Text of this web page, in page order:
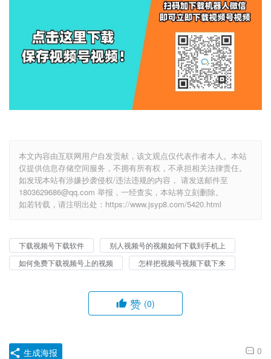
本文内容由互联网用户自发贡献，该文观点仅代表作者本人。本站
仅提供信息存储空间服务，不拥有所有权，不承担相关法律责任。
如发现本站有涉嫌抄袭侵权/违法违规的内容， 请发送邮件至
1803629686@qq.com 举报，一经查实，本站将立刻删除。
如若转载，请注明出处：https://www.jsyp8.com/5420.html
下载视频号下载软件
别人视频号的视频如何下载到手机上
如何免费下载视频号上的视频
怎样把视频号视频下载下来
赞 (0)
0
生成海报